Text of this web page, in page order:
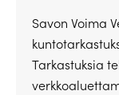
Savon Voima
Tarkastuksia